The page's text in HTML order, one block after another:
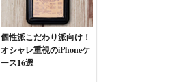
個性派こだわり派向け！
オシャレ重視のiPhoneケ
ース16選